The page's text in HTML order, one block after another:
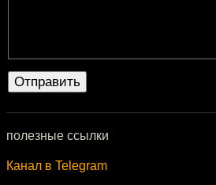
полезные ссылки
Канал в Telegram